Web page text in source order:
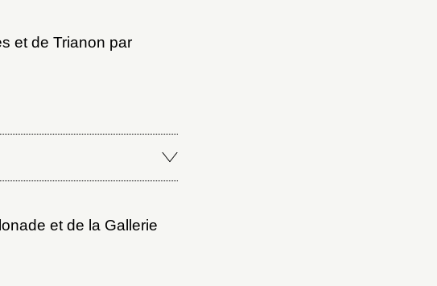
et de Trianon par
et de la Gallerie